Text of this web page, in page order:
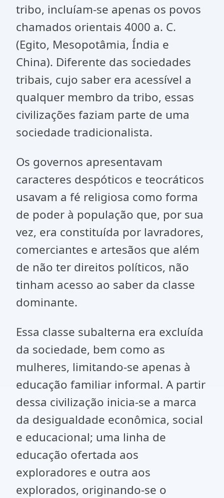
tribo, incluíam-se apenas os povos
chamados orientais 4000 a. C.
(Egito, Mesopotâmia, Índia e
China). Diferente das sociedades
tribais, cujo saber era acessível a
qualquer membro da tribo, essas
civilizações faziam parte de uma
sociedade tradicionalista.
Os governos apresentavam
caracteres despóticos e teocráticos
usavam a fé religiosa como forma
de poder à população que, por sua
vez, era constituída por lavradores,
comerciantes e artesãos que além
de não ter direitos políticos, não
tinham acesso ao saber da classe
dominante.
Essa classe subalterna era excluída
da sociedade, bem como as
mulheres, limitando-se apenas à
educação familiar informal. A partir
dessa civilização inicia-se a marca
da desigualdade econômica, social
e educacional; uma linha de
educação ofertada aos
exploradores e outra aos
explorados, originando-se o